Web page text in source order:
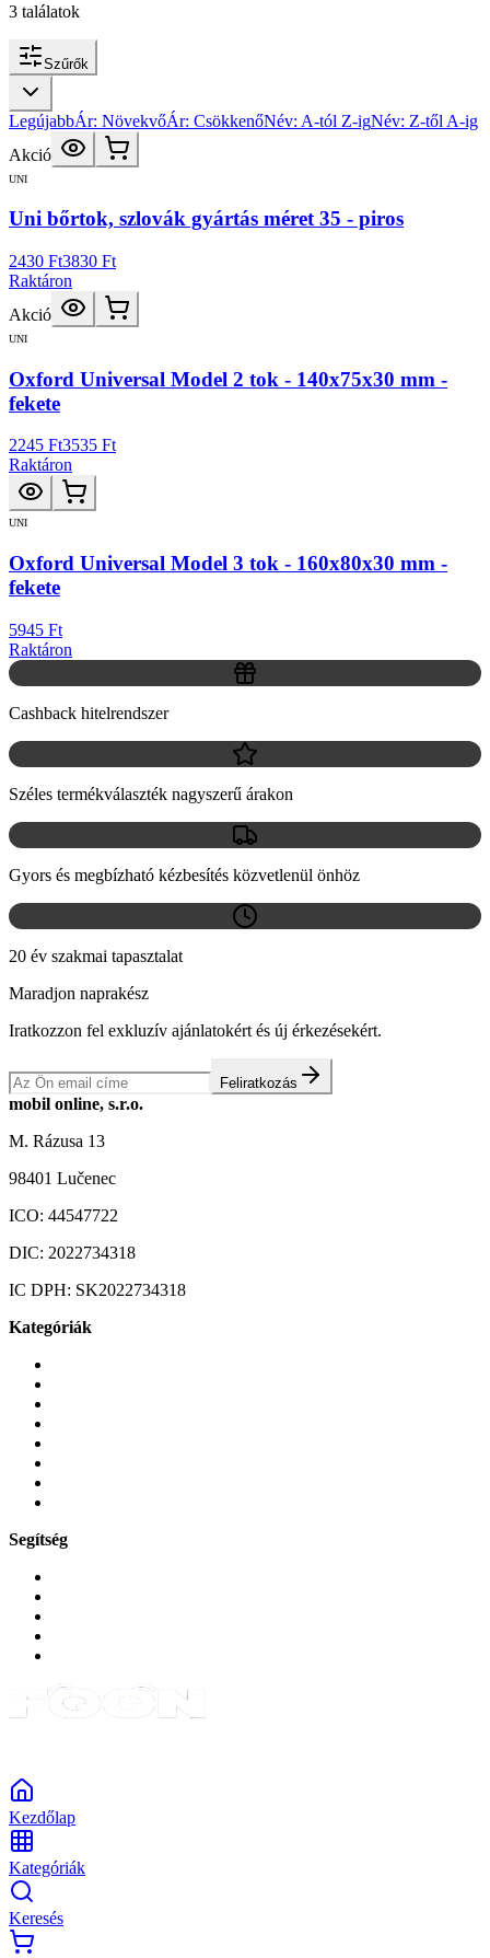
3 találatok
Szűrők
LegújabbÁr: NövekvőÁr: CsökkenőNév: A-tól Z-igNév: Z-től A-ig
Akció
UNI
Uni bőrtok, szlovák gyártás méret 35 - piros
2430 Ft3830 Ft
Raktáron
Akció
UNI
Oxford Universal Model 2 tok - 140x75x30 mm -
fekete
2245 Ft3535 Ft
Raktáron
UNI
Oxford Universal Model 3 tok - 160x80x30 mm -
fekete
5945 Ft
Raktáron
Cashback hitelrendszer
Széles termékválaszték nagyszerű árakon
Gyors és megbízható kézbesítés közvetlenül önhöz
20 év szakmai tapasztalat
Maradjon naprakész
Iratkozzon fel exkluzív ajánlatokért és új érkezésekért.
Feliratkozás
mobil online, s.r.o.
M. Rázusa 13
98401 Lučenec
ICO: 44547722
DIC: 2022734318
IC DPH: SK2022734318
Kategóriák
Segítség
Kezdőlap
Kategóriák
Keresés